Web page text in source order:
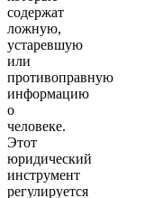
содержат
ложную,
устаревшую
или
противоправную
информацию
о
человеке.
Этот
юридический
инструмент
регулируется